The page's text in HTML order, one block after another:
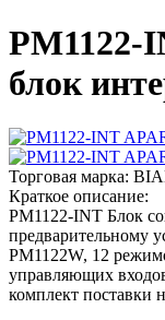
PM1122-
блок
Торговая марка:
Краткое описание:
PM1122-INT Блок
предварительному
PM1122W, 12
управляющих
комплект поставки